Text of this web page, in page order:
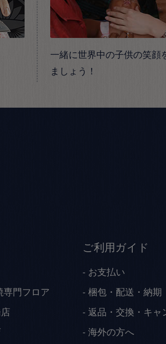
一緒に世界中の子供の笑顔
ましょう！
専門フロア
ご利用ガイド
お支払い
梱包・配送・納期
返品・交換・キャ
海外の方へ